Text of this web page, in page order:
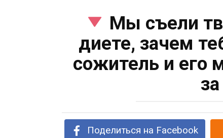
Мы съели
диете, зачем
сожитель и его
Поделиться на Facebook